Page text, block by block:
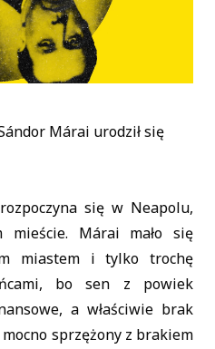
Márai urodził się
się w Neapolu,
mieście. Márai mało się
miastem i tylko trochę
bo sen z powiek
a właściwie brak
sprzężony z brakiem